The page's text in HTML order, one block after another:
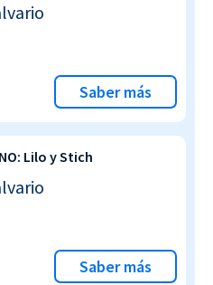
Saber más
Lilo y Stich
Saber más